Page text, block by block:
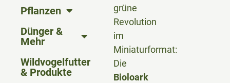
Pflanzen
Dünger &
Mehr
Wildvogelfutter
& Produkte
grüne
Revolution
im
Miniaturformat:
Die
Bioloark